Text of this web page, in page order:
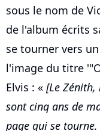
sous le nom de
de l'album écrits
se tourner vers
l'image du titre
Elvis : « [Le Zénith,
sont cinq ans de
page qui se